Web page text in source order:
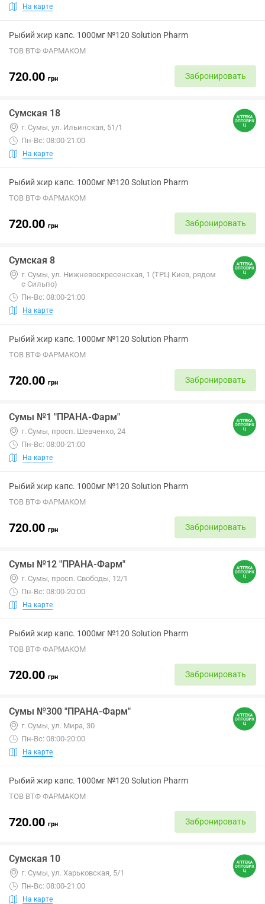
На карте
Рыбий жир капс. 1000мг №120 Solution Pharm
ТОВ ВТФ ФАРМАКОМ
720.00 грн Забронировать
Сумская 18
г. Сумы, ул. Ильинская, 51/1
Пн-Вс: 08:00-21:00
На карте
Рыбий жир капс. 1000мг №120 Solution Pharm
ТОВ ВТФ ФАРМАКОМ
720.00 грн Забронировать
Сумская 8
г. Сумы, ул. Нижневоскресенская, 1 (ТРЦ Киев, рядом
с Сильпо)
Пн-Вс: 08:00-21:00
На карте
Рыбий жир капс. 1000мг №120 Solution Pharm
ТОВ ВТФ ФАРМАКОМ
720.00 грн Забронировать
Сумы №1 "ПРАНА-Фарм"
г. Сумы, просп. Шевченко, 24
Пн-Вс: 08:00-21:00
На карте
Рыбий жир капс. 1000мг №120 Solution Pharm
ТОВ ВТФ ФАРМАКОМ
720.00 грн Забронировать
Сумы №12 "ПРАНА-Фарм"
г. Сумы, просп. Свободы, 12/1
Пн-Вс: 08:00-20:00
На карте
Рыбий жир капс. 1000мг №120 Solution Pharm
ТОВ ВТФ ФАРМАКОМ
720.00 грн Забронировать
Сумы №300 "ПРАНА-Фарм"
г. Сумы, ул. Мира, 30
Пн-Вс: 08:00-20:00
На карте
Рыбий жир капс. 1000мг №120 Solution Pharm
ТОВ ВТФ ФАРМАКОМ
720.00 грн Забронировать
Сумская 10
г. Сумы, ул. Харьковская, 5/1
Пн-Вс: 08:00-21:00
На карте